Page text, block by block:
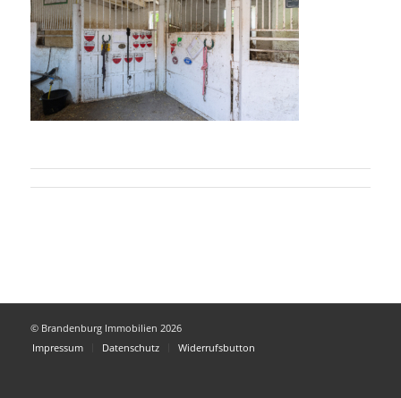
© Brandenburg Immobilien 2026
Impressum
Datenschutz Widerrufsbutton